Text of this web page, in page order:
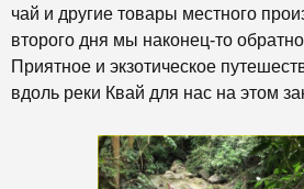
чай и другие товары местного
второго дня мы наконец-то
Приятное и экзотическое
вдоль реки Квай для нас на этом